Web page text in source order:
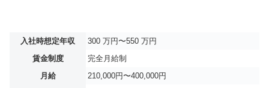
入社時想定年収
300 万円〜550 万円
賃金制度
完全月給制
月給
210,000円〜400,000円